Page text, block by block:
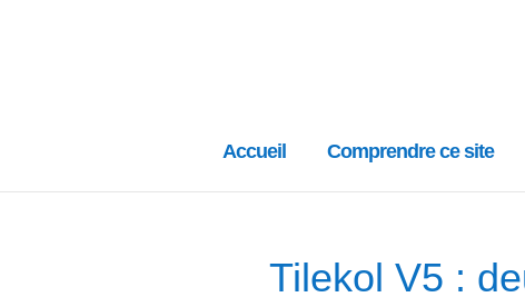
Accueil Comprendre ce site
Tilekol V5 :